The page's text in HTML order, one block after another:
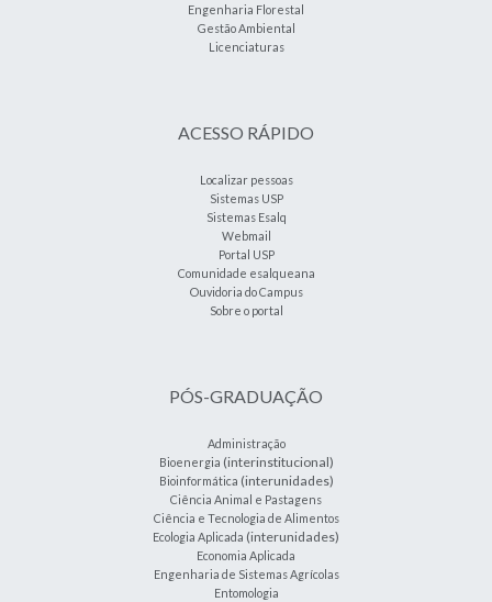
Engenharia Florestal
Gestão Ambiental
Licenciaturas
ACESSO RÁPIDO
Localizar pessoas
Sistemas USP
Sistemas Esalq
Webmail
Portal USP
Comunidade esalqueana
Ouvidoria do Campus
Sobre o portal
PÓS-GRADUAÇÃO
Administração
Bioenergia (interinstitucional)
Bioinformática (interunidades)
Ciência Animal e Pastagens
Ciência e Tecnologia de Alimentos
Ecologia Aplicada (interunidades)
Economia Aplicada
Engenharia de Sistemas Agrícolas
Entomologia